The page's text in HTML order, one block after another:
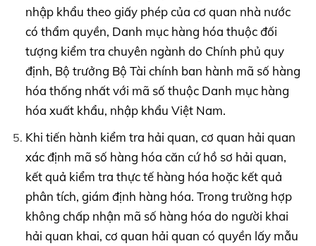
nhập khẩu theo giấy phép của cơ quan nhà nước
có thẩm quyền, Danh mục hàng hóa thuộc đối
tượng kiểm tra chuyên ngành do Chính phủ quy
định, Bộ trưởng Bộ Tài chính ban hành mã số hàng
hóa thống nhất với mã số thuộc Danh mục hàng
hóa xuất khẩu, nhập khẩu Việt Nam.
Khi tiến hành kiểm tra hải quan, cơ quan hải quan
xác định mã số hàng hóa căn cứ hồ sơ hải quan,
kết quả kiểm tra thực tế hàng hóa hoặc kết quả
phân tích, giám định hàng hóa. Trong trường hợp
không chấp nhận mã số hàng hóa do người khai
hải quan khai, cơ quan hải quan có quyền lấy mẫu